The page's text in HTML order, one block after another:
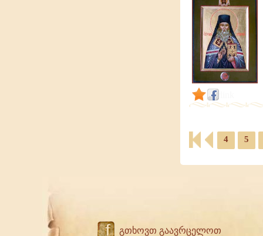
4 5
f გთხოვთ გაავრცელოთ